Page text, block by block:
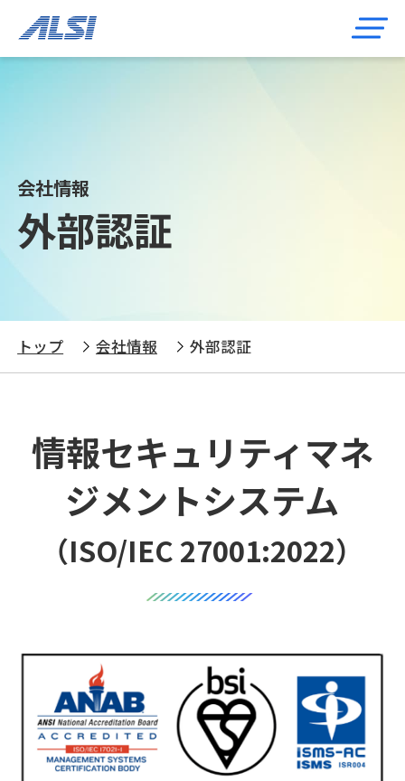
会社情報
外部認証
トップ 会社情報 外部認証
情報セキュリティマネ
ジメントシステム
（ISO/IEC 27001:2022）